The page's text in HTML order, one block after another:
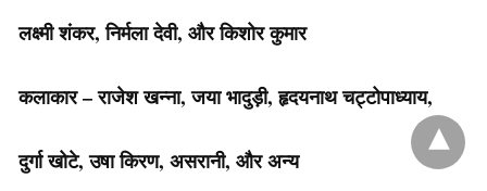
लक्ष्मी शंकर, निर्मला देवी, और किशोर कुमार
कलाकार – राजेश खन्ना, जया भादुड़ी, हृदयनाथ चट्टोपाध्याय,
दुर्गा खोटे, उषा किरण, असरानी, और अन्य